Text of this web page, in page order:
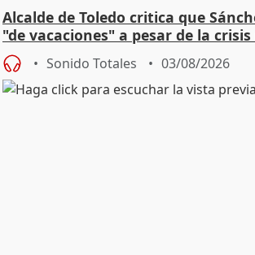
Alcalde de Toledo critica que
"de vacaciones" a pesar de la
Sonido Totales 03/08/2026